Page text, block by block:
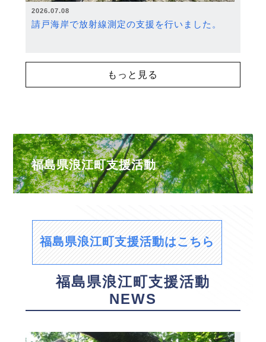
2026.07.08
請戸海岸で放射線測定の支援を行いました。
もっと見る
福島県浪江町支援活動
福島県浪江町支援活動はこちら
福島県浪江町支援活動
NEWS